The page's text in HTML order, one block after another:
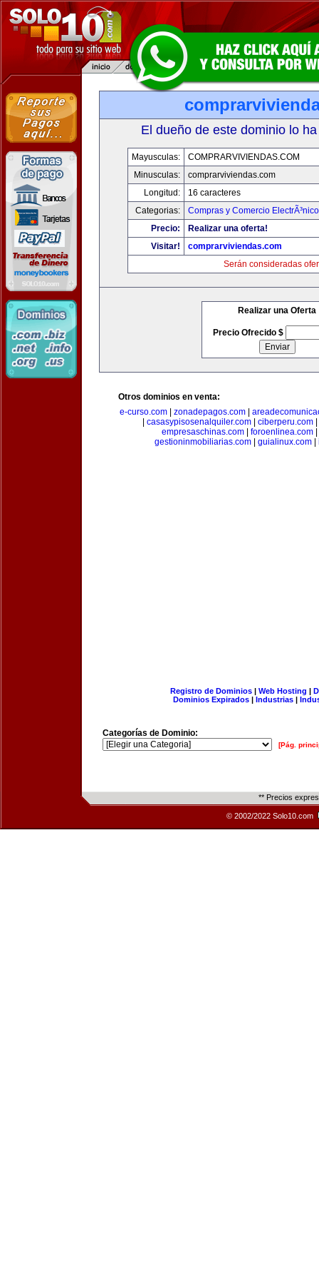
El dueño de este dominio lo
Mayusculas:
COMPRARVIVIENDAS.COM
Minusculas:
comprarviviendas.com
Longitud:
16 caracteres
Categorias:
Compras y Comercio ElectrÃ³nico
Precio:
Realizar una oferta!
Visitar!
comprarviviendas.com
Serán consideradas
Realizar una Oferta
Precio Ofrecido $
Otros dominios en venta:
e-curso.com| zonadepagos.com|
casasypisosenalquiler.com ciberperu.com
empresaschinas.com| foroenlinea.com|
gestioninmobiliarias.com| guialinux.com|
Registro de Dominios| Web Hosting |
Dominios Expirados | Industrias |
Categorías de Dominio:
[Pág.
** Precios
© 2002/2022 Solo10.com